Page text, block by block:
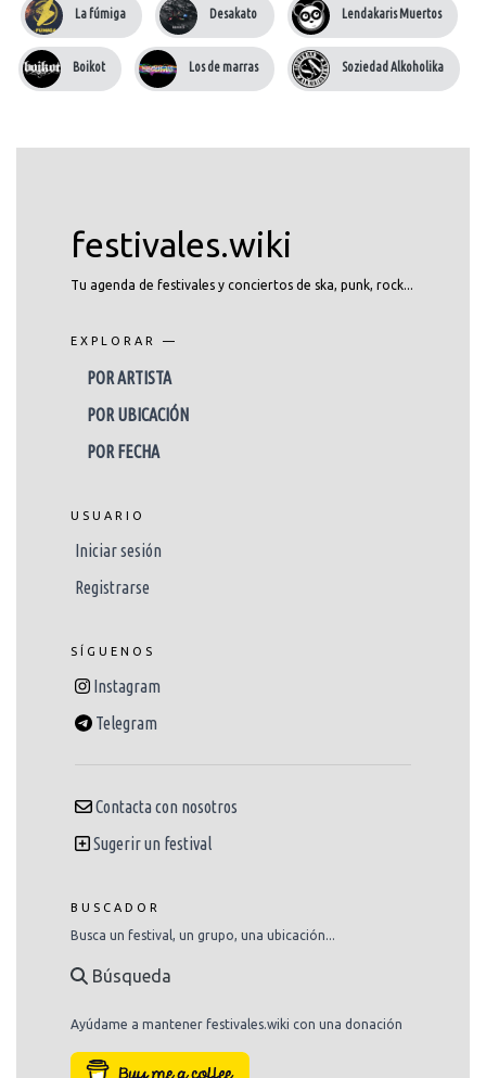
La fúmiga Desakato Lendakaris Muertos
Boikot Los de marras Soziedad Alkoholika
festivales.wiki
Tu agenda de festivales y conciertos de ska, punk, rock...
EXPLORAR —
POR ARTISTA
POR UBICACIÓN
POR FECHA
USUARIO
Iniciar sesión
Registrarse
SÍGUENOS
Instagram
Telegram
Contacta con nosotros
Sugerir un festival
BUSCADOR
Busca un festival, un grupo, una ubicación...
Búsqueda
Ayúdame a mantener festivales.wiki con una donación